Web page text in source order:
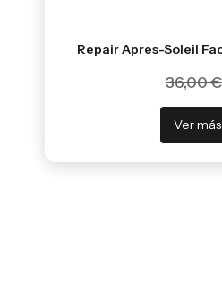
Repair Apres-Soleil
36,00 €
Ver